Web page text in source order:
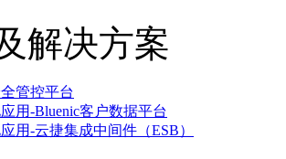
解决方案
管控平台
用-Bluenic客户数据平台
用-云捷集成中间件（ESB）